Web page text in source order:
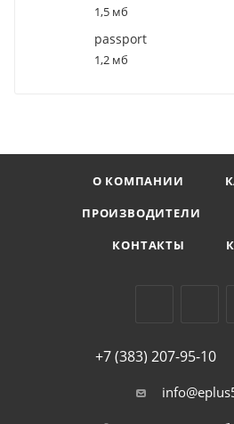
1,5 мб
passport
1,2 мб
О КОМПАНИИ
ПРОИЗВОДИТЕЛИ
КОНТАКТЫ
+7 (383) 207-95-10